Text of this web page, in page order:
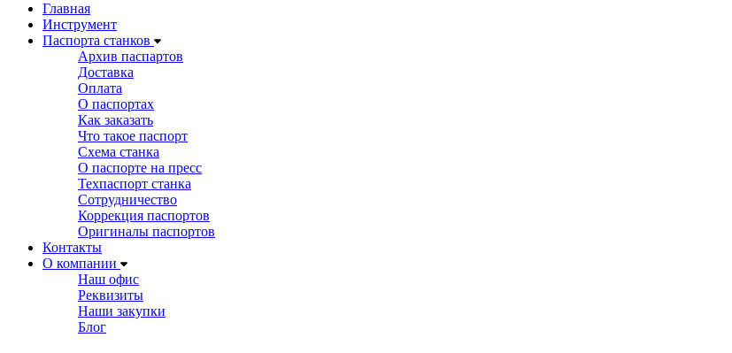
Главная
Инструмент
Паспорта станков
Архив паспартов
Доставка
Оплата
О паспортах
Как заказать
Что такое паспорт
Схема станка
О паспорте на пресс
Техпаспорт станка
Сотрудничество
Коррекция паспортов
Оригиналы паспортов
Контакты
О компании
Наш офис
Реквизиты
Наши закупки
Блог